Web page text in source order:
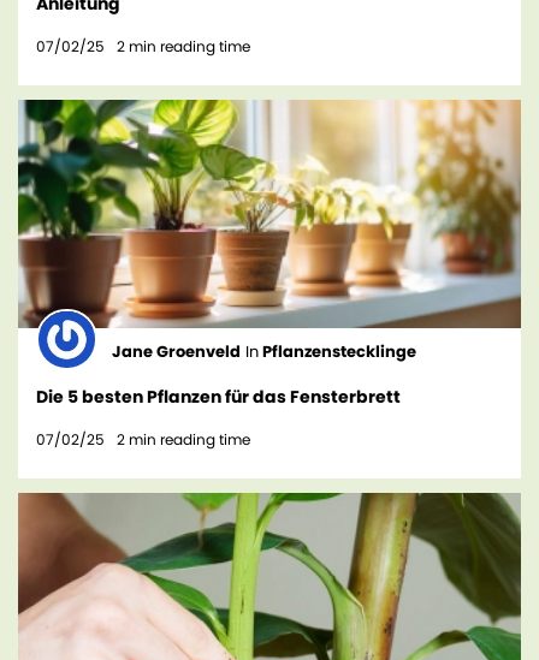
07/02/25 2 min reading time
Jane Groenveld InPflanzenstecklinge
Die 5 besten Pflanzen für das Fensterbrett
07/02/25 2 min reading time